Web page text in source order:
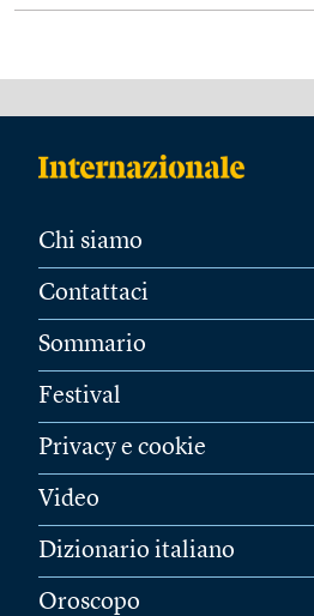
Chi siamo
Contattaci
Sommario
Festival
Privacy e cookie
Video
Dizionario italiano
Oroscopo